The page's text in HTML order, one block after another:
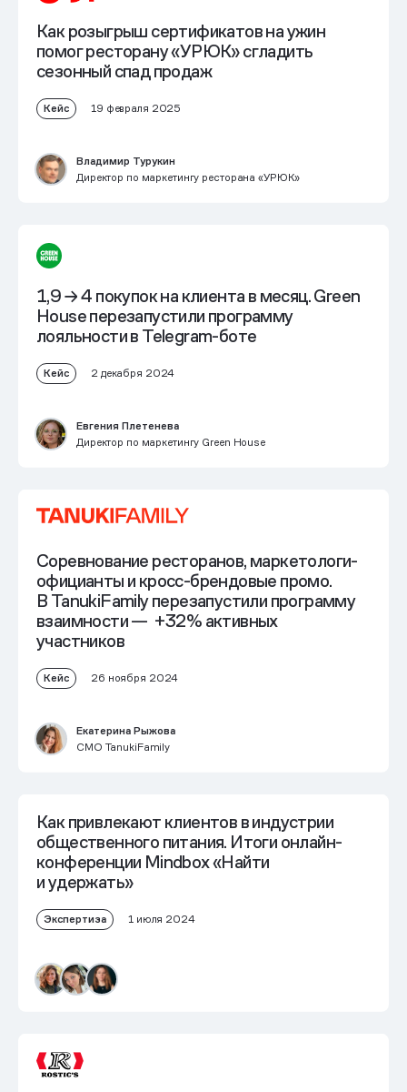
Как розыгрыш сертификатов на ужин
помог ресторану «УРЮК» сгладить
сезонный спад продаж
Кейс 19 февраля 2025
Владимир Турукин
Директор по маркетингу ресторана «УРЮК»
1,9 → 4 покупок на клиента в месяц.Green
House перезапустили программу
лояльности в Telegram-боте
Кейс 2 декабря 2024
Евгения Плетенева
Директор по маркетингу Green House
Соревнование ресторанов, маркетологи-
официанты и кросс-брендовые промо.
В TanukiFamily перезапустили программу
взаимности — +32% активных
участников
Кейс 26 ноября 2024
Екатерина Рыжова
СМО TanukiFamily
Как привлекают клиентов в индустрии
общественного питания. Итоги онлайн-
конференции Mindbox «Найти
и удержать»
Экспертиза 1 июля 2024